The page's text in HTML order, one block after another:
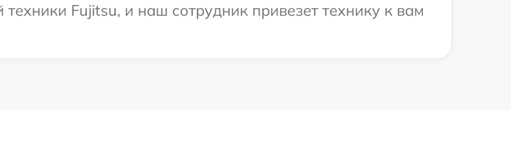
Fujitsu, и наш сотрудник привезет технику к вам